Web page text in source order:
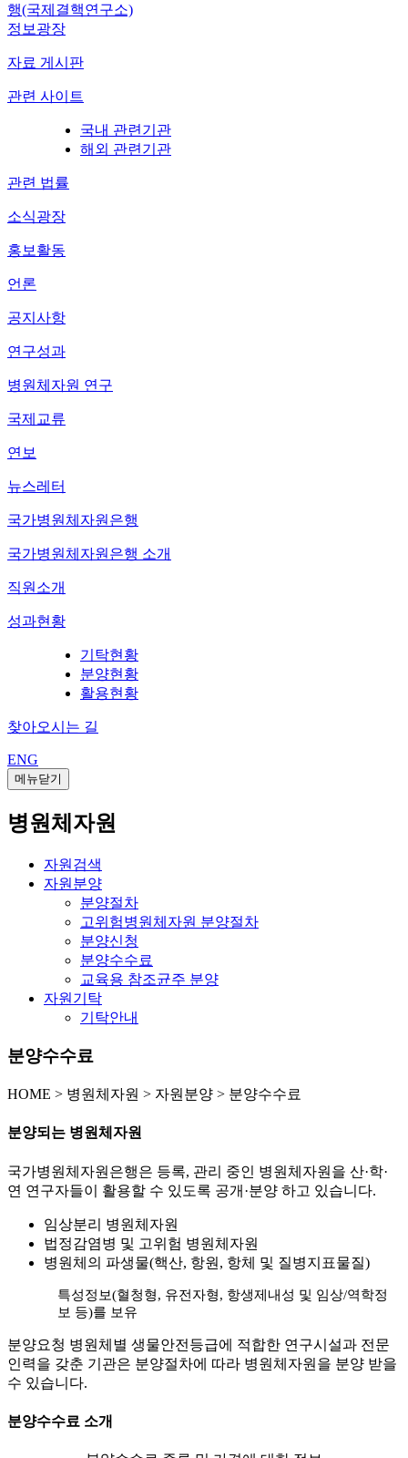
행(국제결핵연구소)
정보광장
자료 게시판
관련 사이트
국내 관련기관
해외 관련기관
관련 법률
소식광장
홍보활동
언론
공지사항
연구성과
병원체자원 연구
국제교류
연보
뉴스레터
국가병원체자원은행
국가병원체자원은행 소개
직원소개
성과현황
기탁현황
분양현황
활용현황
찾아오시는 길
ENG
메뉴닫기
병원체자원
자원검색
자원분양
분양절차
고위험병원체자원 분양절차
분양신청
분양수수료
교육용 참조균주 분양
자원기탁
기탁안내
분양수수료
HOME > 병원체자원 > 자원분양 > 분양수수료
분양되는 병원체자원
국가병원체자원은행은 등록, 관리 중인 병원체자원을 산·학·
연 연구자들이 활용할 수 있도록 공개·분양 하고 있습니다.
임상분리 병원체자원
법정감염병 및 고위험 병원체자원
병원체의 파생물(핵산, 항원, 항체 및 질병지표물질)
특성정보(혈청형, 유전자형, 항생제내성 및 임상/역학정
보 등)를 보유
분양요청 병원체별 생물안전등급에 적합한 연구시설과 전문
인력을 갖춘 기관은 분양절차에 따라 병원체자원을 분양 받을
수 있습니다.
분양수수료 소개